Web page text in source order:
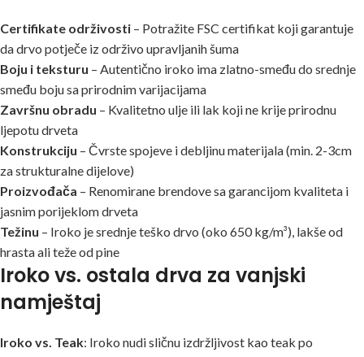
Certifikate održivosti – Potražite FSC certifikat koji garantuje
da drvo potječe iz održivo upravljanih šuma
Boju i teksturu – Autentično iroko ima zlatno-smeđu do srednje
smeđu boju sa prirodnim varijacijama
Završnu obradu – Kvalitetno ulje ili lak koji ne krije prirodnu
ljepotu drveta
Konstrukciju – Čvrste spojeve i debljinu materijala (min. 2-3cm
za strukturalne dijelove)
Proizvođača – Renomirane brendove sa garancijom kvaliteta i
jasnim porijeklom drveta
Težinu – Iroko je srednje teško drvo (oko 650 kg/m³), lakše od
hrasta ali teže od pine
Iroko vs. ostala drva za vanjski
namještaj
Iroko vs. Teak: Iroko nudi sličnu izdržljivost kao teak po